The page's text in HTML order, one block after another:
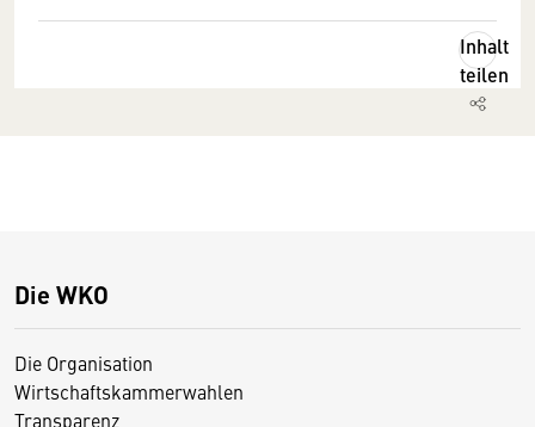
Inhalt
teilen
Die WKO
Die Organisation
Wirtschaftskammerwahlen
Transparenz